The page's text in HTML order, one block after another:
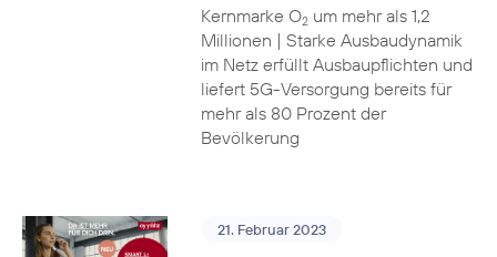
Kernmarke O2um mehr als 1,2
Millionen | Starke Ausbaudynamik
im Netz erfüllt Ausbaupflichten und
liefert 5G-Versorgung bereits für
mehr als 80 Prozent der
Bevölkerung
21. Februar 2023